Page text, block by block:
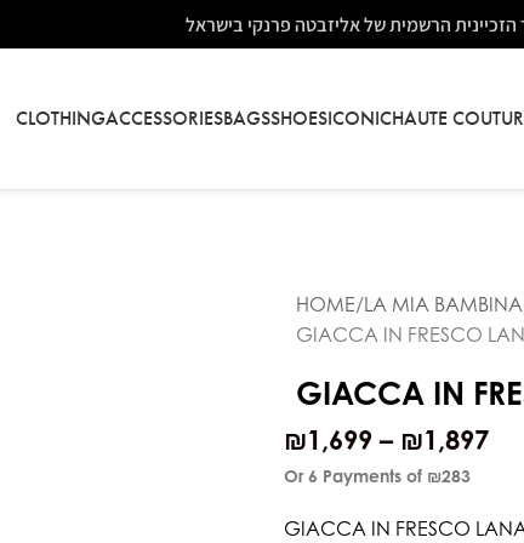
הרשמית של אליזבטה פרנקי בישראל
CLOTHINGACCESSORIESBAGSSHOESICONICHAUTE
HOME LA MIA BAMBINA
GIACCA IN FRESCO
GIACCA IN
₪1,699 – ₪1,897
Or 6 Payments of ₪283
GIACCA IN FRESCO